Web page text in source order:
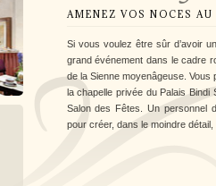
SIENA BEFORE THE PALIO
AMENEZ VOS NOCES AU
Si vous voulez être sûr d’avoir
grand événement dans le cadre
de la Sienne moyenâgeuse.
la chapelle privée du Palais
Salon des Fêtes. Un personnel
pour créer, dans le moindre